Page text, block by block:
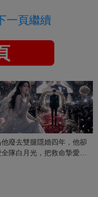
一頁繼續
廢去雙腿隱婚四年，他卻
隊白月光，把救命摯愛當